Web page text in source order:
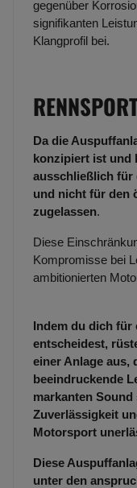
gegenüber
signifikanten
Klangprofil bei.
Da die
konzipiert ist und
ausschließlich für
und nicht für den
zugelassen.
Diese
Kompromisse bei
ambitionierten
Indem du dich für
entscheidest,
einer Anlage aus,
beeindruckende
markanten
Zuverlässigkeit
Motorsport
Diese
unter den